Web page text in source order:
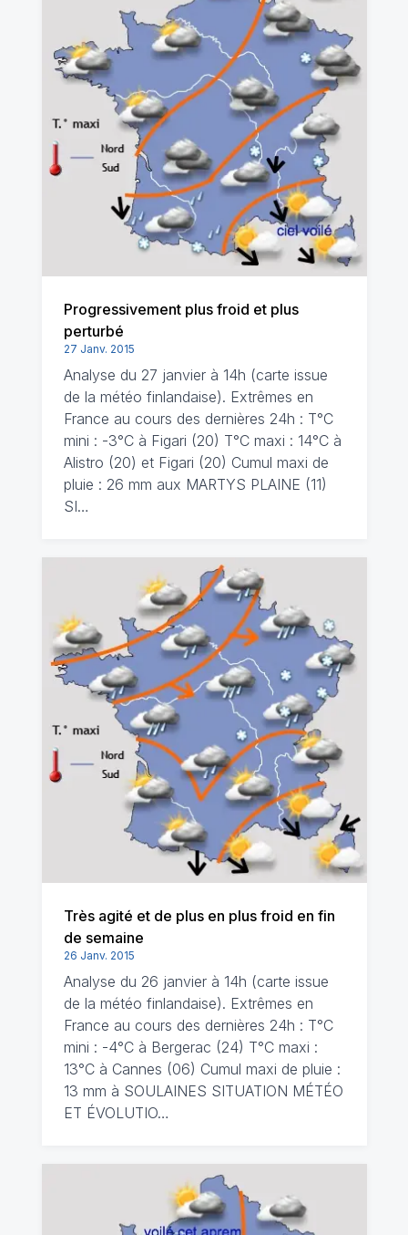
Progressivement plus froid et plus
perturbé
27 Janv. 2015
Analyse du 27 janvier à 14h (carte issue
de la météo finlandaise). Extrêmes en
France au cours des dernières 24h : T°C
mini : -3°C à Figari (20) T°C maxi : 14°C à
Alistro (20) et Figari (20) Cumul maxi de
pluie : 26 mm aux MARTYS PLAINE (11)
SI…
Très agité et de plus en plus froid en fin
de semaine
26 Janv. 2015
Analyse du 26 janvier à 14h (carte issue
de la météo finlandaise). Extrêmes en
France au cours des dernières 24h : T°C
mini : -4°C à Bergerac (24) T°C maxi :
13°C à Cannes (06) Cumul maxi de pluie :
13 mm à SOULAINES SITUATION MÉTÉO
ET ÉVOLUTIO…